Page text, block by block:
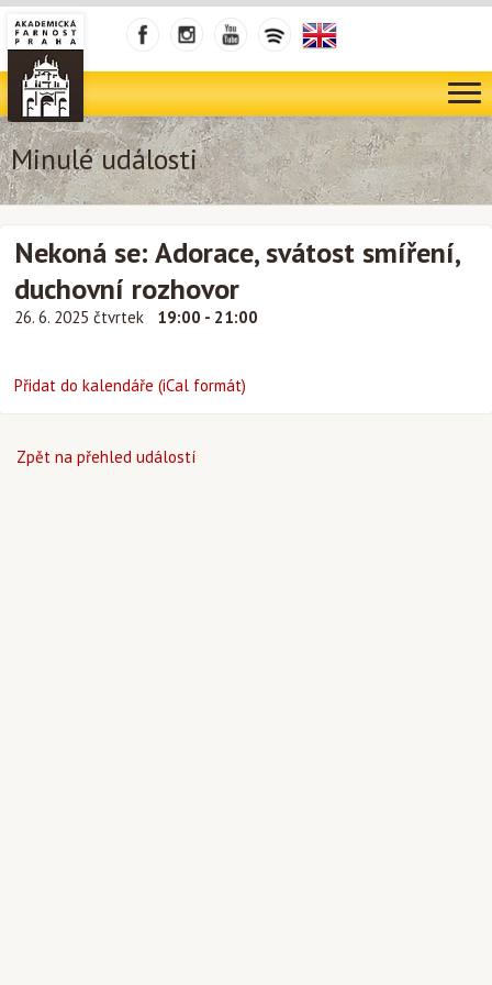
Minulé události
Nekoná se: Adorace, svátost smíření,
duchovní rozhovor
26. 6. 2025 čtvrtek 19:00 - 21:00
Přidat do kalendáře (iCal formát)
Zpět na přehled událostí